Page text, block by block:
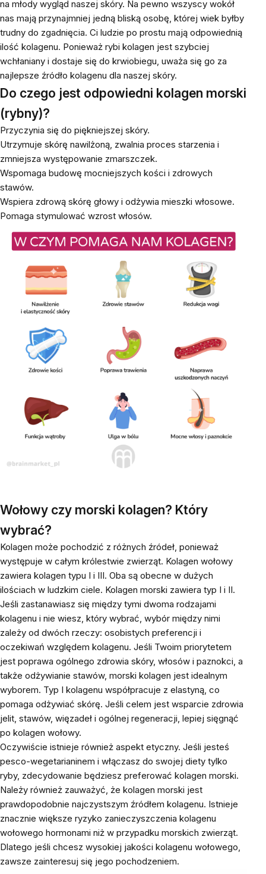
na młody wygląd naszej skóry. Na pewno wszyscy wokół
nas mają przynajmniej jedną bliską osobę, której wiek byłby
trudny do zgadnięcia. Ci ludzie po prostu mają odpowiednią
ilość kolagenu. Ponieważ rybi kolagen jest szybciej
wchłaniany i dostaje się do krwiobiegu, uważa się go za
najlepsze źródło kolagenu dla naszej skóry.
Do czego jest odpowiedni kolagen morski
(rybny)?
Przyczynia się do piękniejszej skóry.
Utrzymuje skórę nawilżoną, zwalnia proces starzenia i
zmniejsza występowanie zmarszczek.
Wspomaga budowę mocniejszych kości i zdrowych
stawów.
Wspiera zdrową skórę głowy i odżywia mieszki włosowe.
Pomaga stymulować wzrost włosów.
Wołowy czy morski kolagen? Który
wybrać?
Kolagen może pochodzić z różnych źródeł, ponieważ
występuje w całym królestwie zwierząt. Kolagen wołowy
zawiera kolagen typu I i III. Oba są obecne w dużych
ilościach w ludzkim ciele. Kolagen morski zawiera typ I i II.
Jeśli zastanawiasz się między tymi dwoma rodzajami
kolagenu i nie wiesz, który wybrać, wybór między nimi
zależy od dwóch rzeczy: osobistych preferencji i
oczekiwań względem kolagenu. Jeśli Twoim priorytetem
jest poprawa ogólnego zdrowia skóry, włosów i paznokci, a
także odżywianie stawów, morski kolagen jest idealnym
wyborem. Typ I kolagenu współpracuje z elastyną, co
pomaga odżywiać skórę. Jeśli celem jest wsparcie zdrowia
jelit, stawów, więzadeł i ogólnej regeneracji, lepiej sięgnąć
po kolagen wołowy.
Oczywiście istnieje również aspekt etyczny. Jeśli jesteś
pesco-wegetarianinem i włączasz do swojej diety tylko
ryby, zdecydowanie będziesz preferować kolagen morski.
Należy również zauważyć, że kolagen morski jest
prawdopodobnie najczystszym źródłem kolagenu. Istnieje
znacznie większe ryzyko zanieczyszczenia kolagenu
wołowego hormonami niż w przypadku morskich zwierząt.
Dlatego jeśli chcesz wysokiej jakości kolagenu wołowego,
zawsze zainteresuj się jego pochodzeniem.